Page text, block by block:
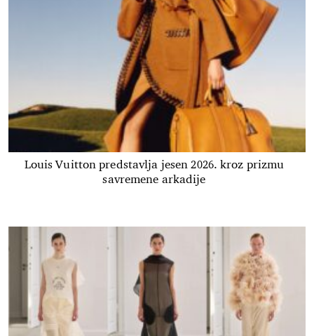
Louis Vuitton predstavlja jesen 2026. kroz prizmu
savremene arkadije